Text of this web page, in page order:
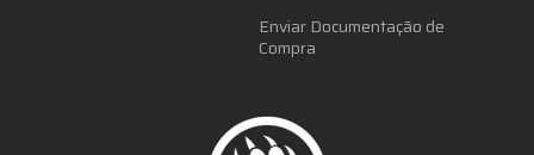
Enviar Documentação de
Compra